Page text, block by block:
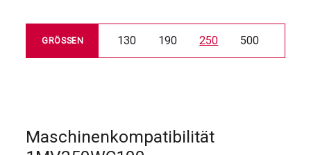
GRÖSSEN 130 190 250 500
Maschinenkompatibilität